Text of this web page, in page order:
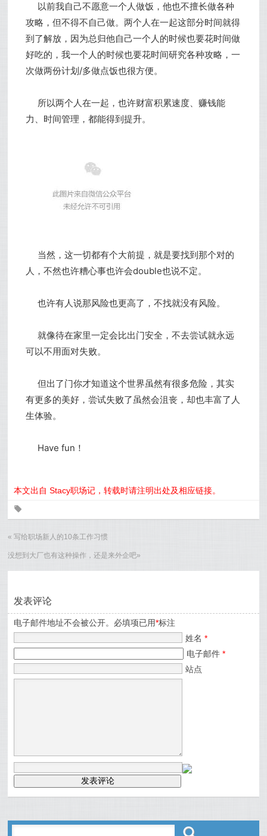
以前我自己不愿意一个人做饭，他也不擅长做各种
攻略，但不得不自己做。两个人在一起这部分时间就得
到了解放，因为总归他自己一个人的时候也要花时间做
好吃的，我一个人的时候也要花时间研究各种攻略，一
次做两份计划/多做点饭也很方便。
所以两个人在一起，也许财富积累速度、赚钱能
力、时间管理，都能得到提升。
当然，这一切都有个大前提，就是要找到那个对的
人，不然也许糟心事也许会double也说不定。
也许有人说那风险也更高了，不找就没有风险。
就像待在家里一定会比出门安全，不去尝试就永远
可以不用面对失败。
但出了门你才知道这个世界虽然有很多危险，其实
有更多的美好，尝试失败了虽然会沮丧，却也丰富了人
生体验。
Have fun！
本文出自 Stacy职场记，转载时请注明出处及相应链接。
0
«写给职场新人的10条工作习惯
没想到大厂也有这种操作，还是来外企吧»
发表评论
电子邮件地址不会被公开。必填项已用*标注
姓名*
电子邮件*
站点
ő